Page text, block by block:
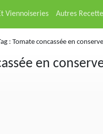
Viennoiseries Autres
: Tomate concassée en
en